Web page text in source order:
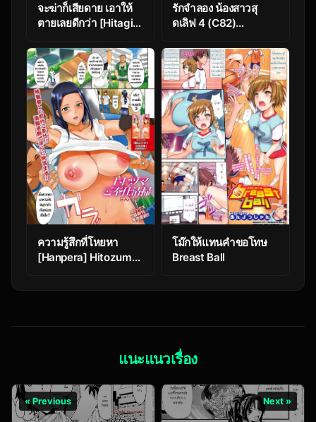
จะฆ่าก็เสียดาย เอาให้
ตายเลยดีกว่า [Hitagiri]
Beasts
รักจำลอง น้องสาวสุ
ดเลิฟ 4 (C82)
Kotora)] Love Replica
4 (Ore no Imouto ga
Konna ni Kawaii
Wake ga Nai)
ความรู้สึกที่โหยหา
[Hanpera] Hitozuma
โม๊กให้แทนคำขอโทษ
Breast Ball
แนะแนวเรื่อง
« Previous Next »